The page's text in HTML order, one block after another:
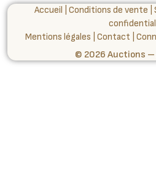
Accueil Conditions de vente
Mentions légales Contact
© 2026 Auctions